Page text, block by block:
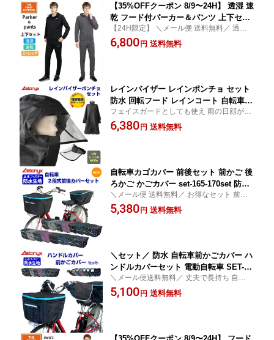
【35%OFFクーポン 8/9〜24H】 透湿 速
乾 フード付パーカー＆パンツ 上下セッ
ト TFO-691964 メンズ M-XXL 薄くて柔
らか ストレッチ生地 通気性 スポーツ
【24H限定】 ＼メール便 送料無料／ 透湿速
乾 フード付パーカー＆パンツ 上下セット
キャンプにもOK メンズ 運動 着やすい 楽ち
6,800円 送料無料
レインバイザー レインポンチョ セット
防水 回転フード レインコート 自転車
顔 濡れ ない レインウェア SET-002_75
0 自転車 バイザー 透明 UVカット90%
フェイスガードとしても使え 雨の日顔が濡
れないレインバイザー 可動式で視界良好 透
明 反射帯つき スポーツ観戦に便利 レイン
6,380円 送料無料
自転車カゴカバー 前後セット 前かご 後
ろかご かごカバー set-165-170set 防水
撥水 二段式 容量アップ 電動自転車 止
水ファスナー バスケット レインカバー
＼メール便 送料無料／ お得なセット 前後
開閉式 防水生地 自転車 カゴカバー 同色セ
ット 365日快適 丈夫 通勤 荷物 お買い物 防
5,380円 送料無料
＼セット／ 防水 自転車前かごカバー ハ
ンドルカバーセット 電動自転車 SET-16
5_235 防水 反射帯 着脱 ボア 止水ファ
スナー 前カゴカバー レイン カバー 雨
＼メール便送料無料／ 丈夫で長持ち 自転車
カゴカバー 防水 とハンドルカバーセット
防水生地で汚れや水の浸透に強い ハンドル
5,100円 送料無料